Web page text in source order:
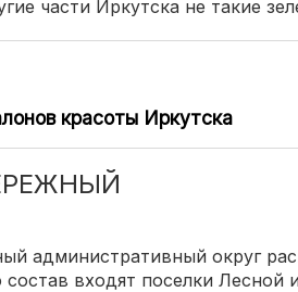
части Иркутска не такие
красоты Иркутска
административный округ
состав входят поселки Лесной